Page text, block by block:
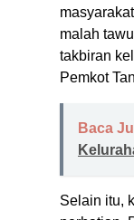
malah
takbiran
Pemkot
Baca
Selain itu,